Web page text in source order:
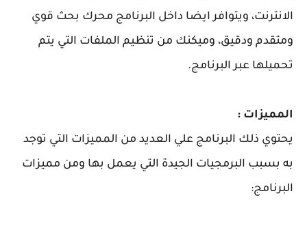
الانترنت، ويتوافر ايضا داخل البرنامج محرك بحث قوي
ومتقدم ودقيق، وميكنك من تنظيم الملفات التي يتم
تحميلها عبر البرنامج.
المميزات :
يحتوي ذلك البرنامج علي العديد من المميزات التي توجد
به بسبب البرمجيات الجيدة التي يعمل بها ومن مميزات
البرنامج: